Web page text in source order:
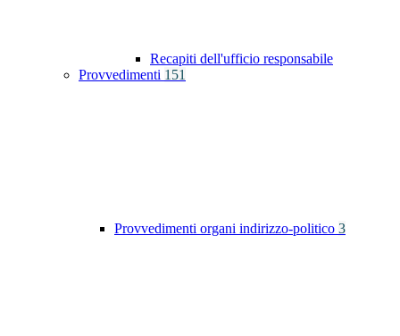
Recapiti dell'ufficio responsabile
Provvedimenti 151
Provvedimenti organi indirizzo-politico 3